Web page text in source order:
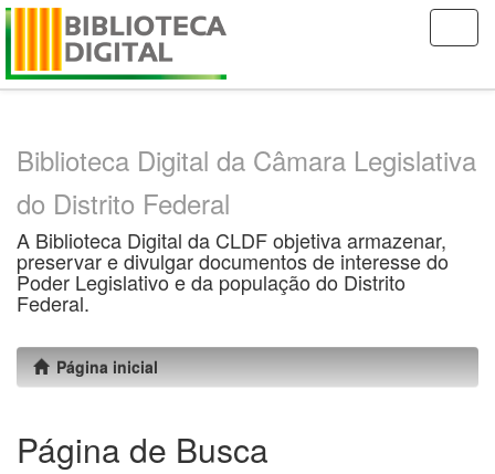
Skip
Biblioteca Digital da Câmara Legislativa
do Distrito Federal
A Biblioteca Digital da CLDF objetiva armazenar,
preservar e divulgar documentos de interesse do
Poder Legislativo e da população do Distrito
Federal.
Página inicial
Página de Busca